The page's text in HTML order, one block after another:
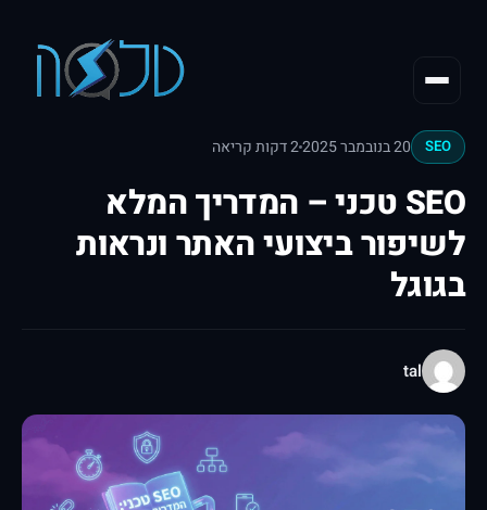
SEO 20 בנובמבר 2025 2 דקות קריאה
SEO טכני – המדריך המלא
לשיפור ביצועי האתר ונראות
בגוגל
tal